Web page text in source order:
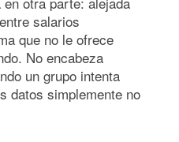
salarios
que no le ofrece
No encabeza
un grupo intenta
datos simplemente no